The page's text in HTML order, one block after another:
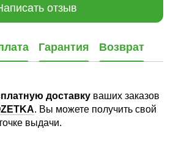
отзыв
Гарантия Возврат
доставку ваших заказов
. Вы можете получить свой
выдачи.